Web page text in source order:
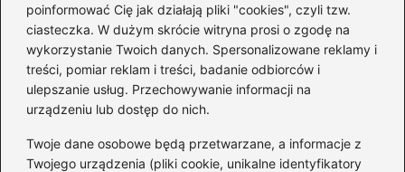
poinformować Cię jak działają pliki "cookies", czyli tzw.
ciasteczka. W dużym skrócie witryna prosi o zgodę na
wykorzystanie Twoich danych. Spersonalizowane reklamy i
treści, pomiar reklam i treści, badanie odbiorców i
ulepszanie usług. Przechowywanie informacji na
urządzeniu lub dostęp do nich.
Twoje dane osobowe będą przetwarzane, a informacje z
Twojego urządzenia (pliki cookie, unikalne identyfikatory
Łatwy sposób jak skrócić spódnicę z
półkoła w domu
Kategorie
Akcesoria(28)